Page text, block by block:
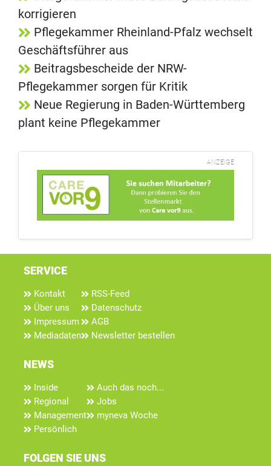
korrigieren
Pflegekammer Rheinland-Pfalz wechselt
Geschäftsführer aus
Beitragsbescheide der NRW-
Pflegekammer sorgen für Kritik
Neue Regierung in Baden-Württemberg
plant keine Pflegekammer
ANZEIGE
SERVICE
Kontakt
Über uns
Impressum
Mediadaten
RSS-Feed
Datenschutz
AGB
Newsletter bestellen
NEWS
Inside
Regional
Management
Persönlich
Auch das noch...
Jobs
myneva Woche
FOLGEN SIE UNS